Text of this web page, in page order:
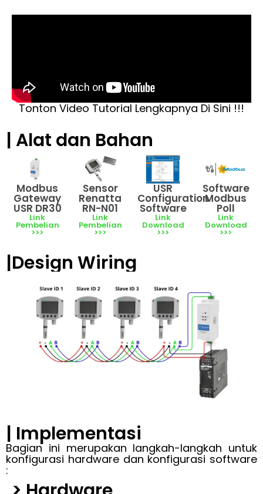
Tonton Video Tutorial Lengkapnya Di Sini !!!
| Alat dan Bahan
Modbus
Gateway
USR DR30
Link
Pembelian
>>>
Sensor
Renatta
RN-N01
Link
Pembelian
>>>
USR
Configuration
Software
Link
Download
>>>
Software
Modbus
Poll
Link
Download
>>>
|Design Wiring
| Implementasi
Bagian ini merupakan langkah-langkah untuk
konfigurasi hardware dan konfigurasi software
: